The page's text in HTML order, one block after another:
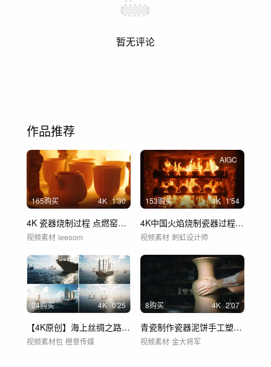
暂无评论
作品推荐
165购买 4K 1'30
4K 瓷器烧制过程 点燃窑火 瓷器制作
视频素材 leeoom
AIGC
153购买 4K 1'54
4K中国火焰烧制瓷器过程点燃窑火传统烧瓷
视频素材 刺虹设计师
24购买 4K 0'25
【4K原创】海上丝绸之路素材合集
视频素材包 橙意传媒
8购买 4K 2'07
青瓷制作瓷器泥饼手工塑形过程
视频素材 金大将军